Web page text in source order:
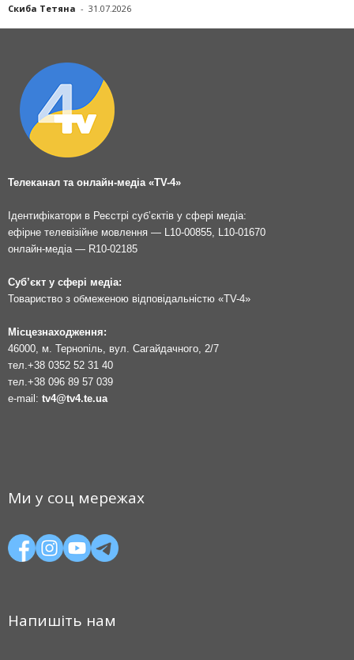
Скиба Тетяна - 31.07.2026
Телеканал та онлайн-медіа «TV-4»
Ідентифікатори в Реєстрі суб’єктів у сфері медіа:
ефірне телевізійне мовлення — L10-00855, L10-01670
онлайн-медіа — R10-02185
Суб’єкт у сфері медіа:
Товариство з обмеженою відповідальністю «TV-4»
Місцезнаходження:
46000, м. Тернопіль, вул. Сагайдачного, 2/7
тел. +38 0352 52 31 40
тел. +38 096 89 57 039
e-mail: tv4@tv4.te.ua
Ми у соц мережах
Напишіть нам